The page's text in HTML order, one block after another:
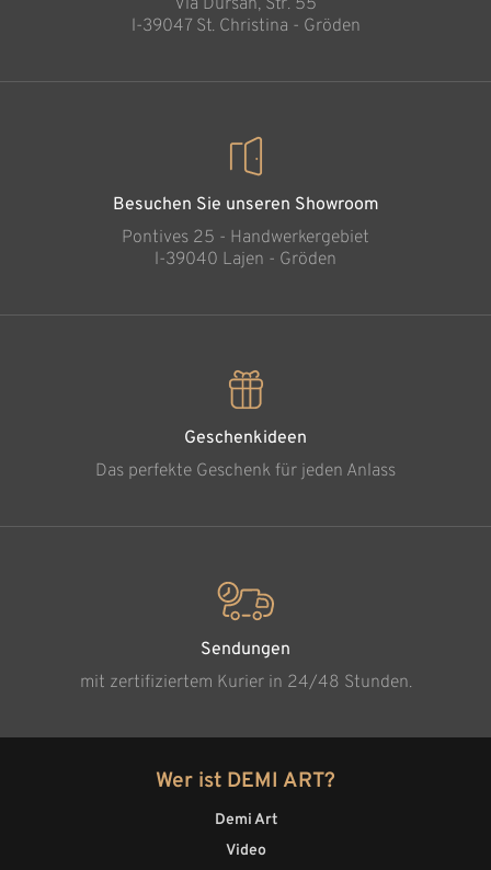
l-39047 St. Christina - Gröden
Besuchen Sie unseren Showroom
Pontives 25 - Handwerkergebiet
l-39040 Lajen - Gröden
Geschenkideen
Das perfekte Geschenk für jeden Anlass
Sendungen
mit zertifiziertem Kurier in 24/48 Stunden.
Wer ist DEMI ART?
Demi Art
Video